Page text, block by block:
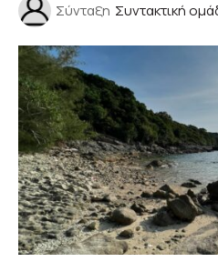
Σύνταξη Συντακτική